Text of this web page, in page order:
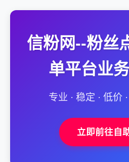
信粉网--粉丝
单平台业
专业 · 稳定 · 低价
立即前往自